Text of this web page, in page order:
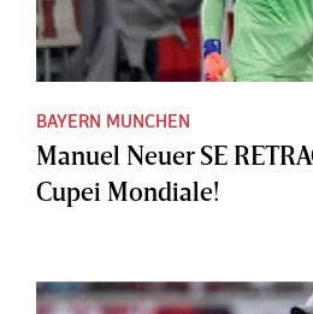
BAYERN MUNCHEN
Manuel Neuer SE
Cupei Mondiale!